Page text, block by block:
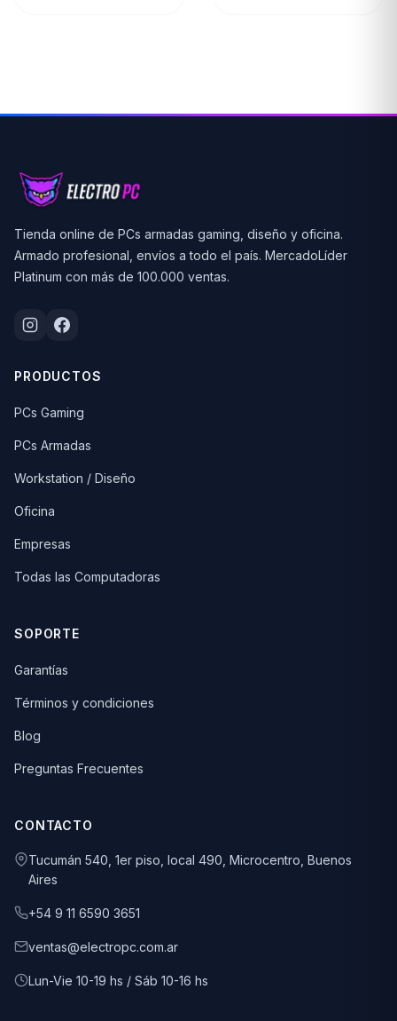
Tienda online de PCs armadas gaming, diseño y oficina.
Armado profesional, envíos a todo el país. MercadoLíder
Platinum con más de 100.000 ventas.
PRODUCTOS
PCs Gaming
PCs Armadas
Workstation / Diseño
Oficina
Empresas
Todas las Computadoras
SOPORTE
Garantías
Términos y condiciones
Blog
Preguntas Frecuentes
CONTACTO
Tucumán 540, 1er piso, local 490, Microcentro, Buenos
Aires
+54 9 11 6590 3651
ventas@electropc.com.ar
Lun-Vie 10-19 hs / Sáb 10-16 hs